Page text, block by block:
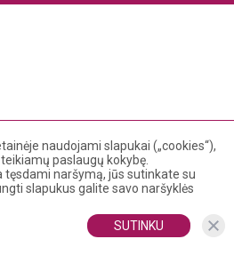
naudojami slapukai („cookies“),
paslaugų kokybę.
tęsdami naršymą, jūs sutinkate su
slapukus galite savo naršyklės
SUTINKU